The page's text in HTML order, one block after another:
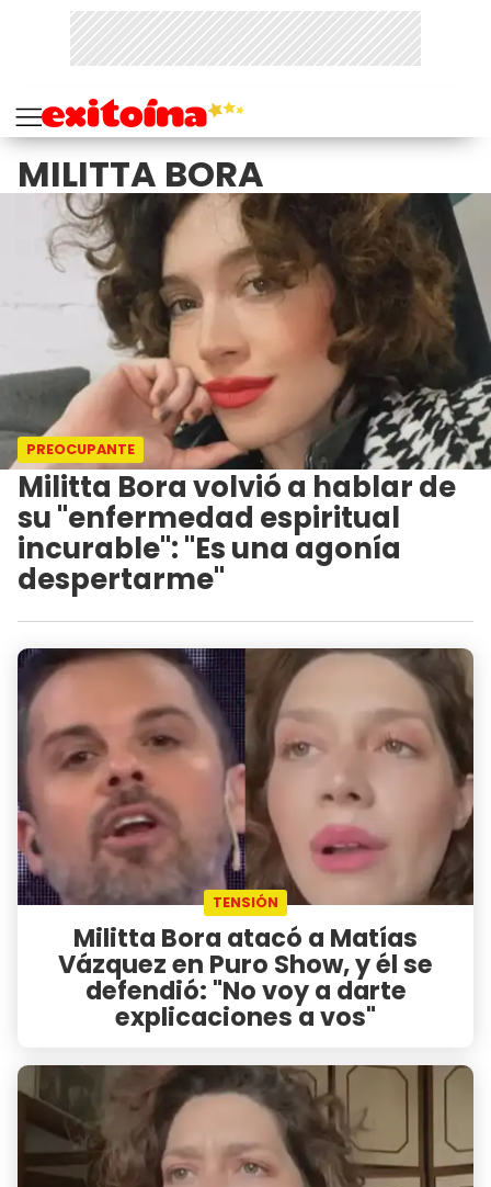
MILITTA BORA
PREOCUPANTE
Militta Bora volvió a hablar de
su "enfermedad espiritual
incurable": "Es una agonía
despertarme"
TENSIÓN
Militta Bora atacó a Matías
Vázquez en Puro Show, y él se
defendió: "No voy a darte
explicaciones a vos"